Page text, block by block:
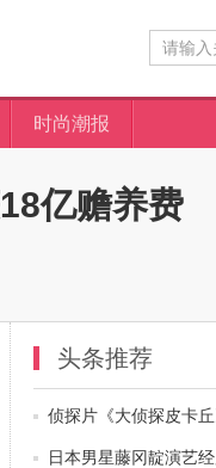
时尚潮报
亿赡养费
头条推荐
侦探片《大侦探皮卡
够萌
日本男星藤冈靛演艺